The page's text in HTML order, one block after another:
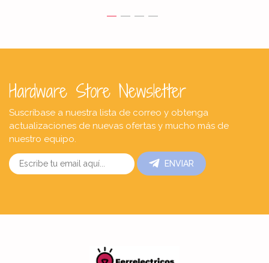
Hardware Store Newsletter
Suscríbase a nuestra lista de correo y obtenga
actualizaciones de nuevas ofertas y mucho más de
nuestro equipo.
ENVIAR